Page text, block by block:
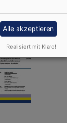
Alle akzeptieren
Realisiert mit Klaro!